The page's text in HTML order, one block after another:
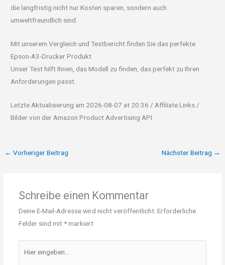
die langfristig nicht nur Kosten sparen, sondern auch
umweltfreundlich sind.
Mit unserem Vergleich und Testbericht finden Sie das perfekte
Epson-A3-Drucker Produkt
Unser Test hilft Ihnen, das Modell zu finden, das perfekt zu Ihren
Anforderungen passt.
Letzte Aktualisierung am 2026-08-07 at 20:36 / Affiliate Links /
Bilder von der Amazon Product Advertising API
← Vorheriger Beitrag Nächster Beitrag →
Schreibe einen Kommentar
Deine E-Mail-Adresse wird nicht veröffentlicht. Erforderliche
Felder sind mit*markiert
eingeben…